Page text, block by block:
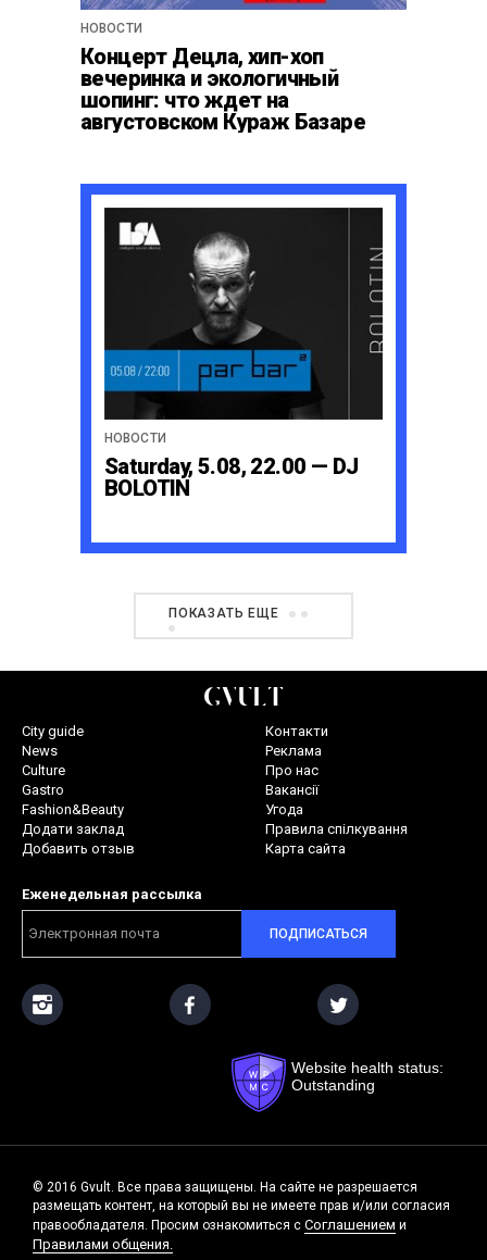
НОВОСТИ
Концерт Децла, хип-хоп
вечеринка и экологичный
шопинг: что ждет на
августовском Кураж Базаре
НОВОСТИ
Saturday, 5.08, 22.00 — DJ
BOLOTIN
ПОКАЗАТЬ ЕЩЕ
City guide
News
Culture
Gastro
Fashion&Beauty
Додати заклад
Добавить отзыв
Контакти
Реклама
Про нас
Вакансії
Угода
Правила спілкування
Карта сайта
Еженедельная рассылка
ПОДПИСАТЬСЯ
Website health status:
Outstanding
© 2016 Gvult. Все права защищены. На сайте не разрешается
размещать контент, на который вы не имеете прав и/или согласия
правообладателя. Просим ознакомиться с Соглашением и
Правилами общения.